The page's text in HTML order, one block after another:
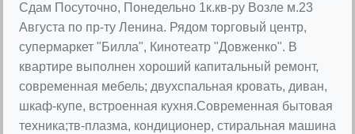
Сдам Посуточно, Понедельно 1к.кв-ру Возле м.23
Августа по пр-ту Ленина. Рядом торговый центр,
супермаркет "Билла", Кинотеатр "Довженко". В
квартире выполнен хороший капитальный ремонт,
современная мебель; двухспальная кровать, диван,
шкаф-купе, встроенная кухня.Современная бытовая
техника;тв-плазма, кондиционер, стиральная машина